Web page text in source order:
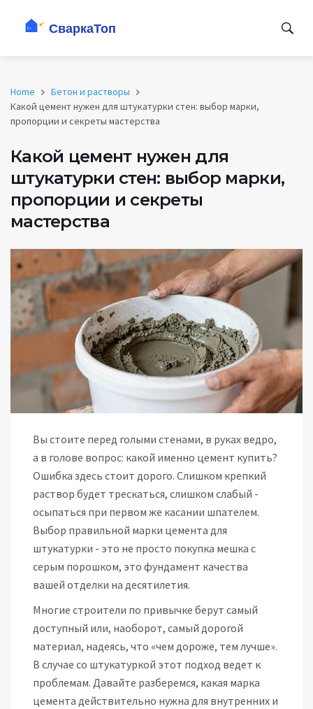
Home
Бетон и растворы
Какой цемент нужен для штукатурки стен: выбор марки,
пропорции и секреты мастерства
Какой цемент нужен для
штукатурки стен: выбор марки,
пропорции и секреты
мастерства
Вы стоите перед голыми стенами, в руках ведро,
а в голове вопрос: какой именно цемент купить?
Ошибка здесь стоит дорого. Слишком крепкий
раствор будет трескаться, слишком слабый -
осыпаться при первом же касании шпателем.
Выбор правильной марки цемента для
штукатурки - это не просто покупка мешка с
серым порошком, это фундамент качества
вашей отделки на десятилетия.
Многие строители по привычке берут самый
доступный или, наоборот, самый дорогой
материал, надеясь, что «чем дороже, тем лучше».
В случае со штукатуркой этот подход ведет к
проблемам. Давайте разберемся, какая марка
цемента действительно нужна для внутренних и